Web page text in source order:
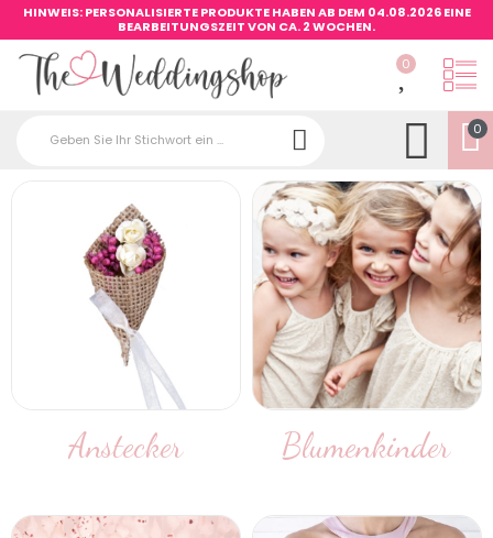
HINWEIS: PERSONALISIERTE PRODUKTE HABEN AB DEM 04.08.2026 EINE
BEARBEITUNGSZEIT VON CA. 2 WOCHEN.
0
0
Anstecker Blumenkinder